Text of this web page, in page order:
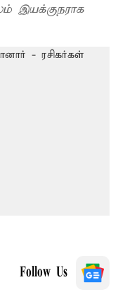
இயக்குநராக
Follow Us